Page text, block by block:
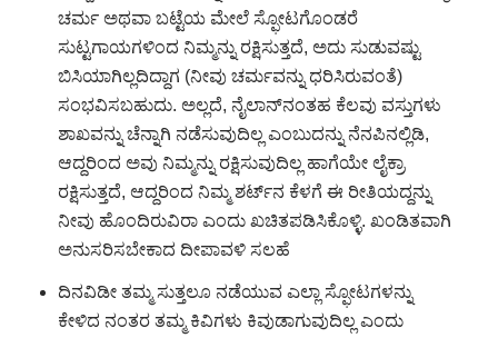
ಚರ್ಮ ಅಥವಾ ಬಟ್ಟೆಯ ಮೇಲೆ ಸ್ಫೋಟಗೊಂಡರೆ
ಸುಟ್ಟಗಾಯಗಳಿಂದ ನಿಮ್ಮನ್ನು ರಕ್ಷಿಸುತ್ತದೆ, ಅದು ಸುಡುವಷ್ಟು
ಬಿಸಿಯಾಗಿಲ್ಲದಿದ್ದಾಗ (ನೀವು ಚರ್ಮವನ್ನು ಧರಿಸಿರುವಂತೆ)
ಸಂಭವಿಸಬಹುದು. ಅಲ್ಲದೆ, ನೈಲಾನ್‌ನಂತಹ ಕೆಲವು ವಸ್ತುಗಳು
ಶಾಖವನ್ನು ಚೆನ್ನಾಗಿ ನಡೆಸುವುದಿಲ್ಲ ಎಂಬುದನ್ನು ನೆನಪಿನಲ್ಲಿಡಿ,
ಆದ್ದರಿಂದ ಅವು ನಿಮ್ಮನ್ನು ರಕ್ಷಿಸುವುದಿಲ್ಲ ಹಾಗೆಯೇ ಲೈಕ್ರಾ
ರಕ್ಷಿಸುತ್ತದೆ, ಆದ್ದರಿಂದ ನಿಮ್ಮ ಶರ್ಟ್‌ನ ಕೆಳಗೆ ಈ ರೀತಿಯದ್ದನ್ನು
ನೀವು ಹೊಂದಿರುವಿರಾ ಎಂದು ಖಚಿತಪಡಿಸಿಕೊಳ್ಳಿ. ಖಂಡಿತವಾಗಿ
ಅನುಸರಿಸಬೇಕಾದ ದೀಪಾವಳಿ ಸಲಹೆ
ದಿನವಿಡೀ ತಮ್ಮ ಸುತ್ತಲೂ ನಡೆಯುವ ಎಲ್ಲಾ ಸ್ಫೋಟಗಳನ್ನು
ಕೇಳಿದ ನಂತರ ತಮ್ಮ ಕಿವಿಗಳು ಕಿವುಡಾಗುವುದಿಲ್ಲ ಎಂದು